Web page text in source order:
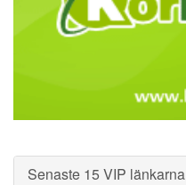
Senaste 15 VIP länkarna